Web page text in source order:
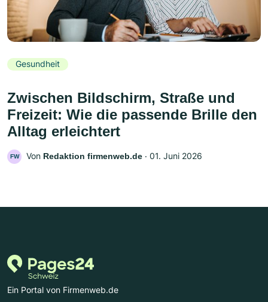
Gesundheit
Zwischen Bildschirm, Straße und
Freizeit: Wie die passende Brille den
Alltag erleichtert
FW Von Redaktion firmenweb.de ‧ 01. Juni 2026
Ein Portal von Firmenweb.de